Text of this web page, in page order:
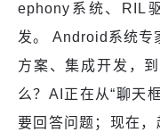
ephony系统、RIL
发。 Android系统专
方案、集成开发，
么？AI正在从“聊天
要回答问题；现在